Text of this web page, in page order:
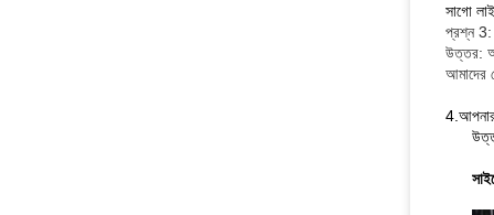
সাগো
প্রশ্ন 3:
উত্তর:
আমাদের
4.আপনার